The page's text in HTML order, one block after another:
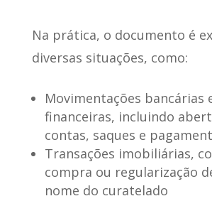
Na prática, o documento é
diversas situações, como:
Movimentações bancárias
financeiras, incluindo
contas, saques e
Transações imobiliárias,
compra ou regularização
nome do curatelado